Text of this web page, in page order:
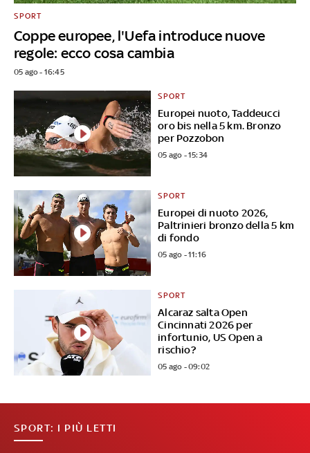
Coppe europee, l'Uefa introduce nuove
regole: ecco cosa cambia
SPORT
05 ago - 16:45
Europei nuoto, Taddeucci
oro bis nella 5 km. Bronzo
per Pozzobon
SPORT
05 ago - 15:34
Europei di nuoto 2026,
Paltrinieri bronzo della 5 km
di fondo
SPORT
05 ago - 11:16
Alcaraz salta Open
Cincinnati 2026 per
infortunio, US Open a
rischio?
SPORT
05 ago - 09:02
SPORT: I PIÙ LETTI